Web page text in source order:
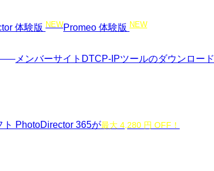
体験版 NEWPromeo 体験版 NEW
メンバーサイト DTCP-IPツールのダウンロード
PhotoDirector 365が最大 4,280 円 OFF！